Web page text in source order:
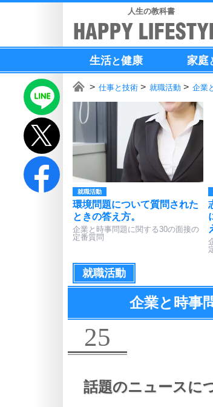
人生の教科書
生活と健康 家庭
仕事と技術 就職活動 企業
就職活動
環境問題について質問された
ときの答え方。
企業と時事問題に関する30の面接の
定番質問
就職活動
企業と時事
25
話題のニュースに